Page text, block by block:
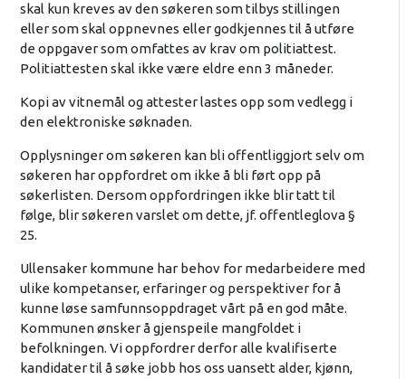
skal kun kreves av den søkeren som tilbys stillingen
eller som skal oppnevnes eller godkjennes til å utføre
de oppgaver som omfattes av krav om politiattest.
Politiattesten skal ikke være eldre enn 3 måneder.
Kopi av vitnemål og attester lastes opp som vedlegg i
den elektroniske søknaden.
Opplysninger om søkeren kan bli offentliggjort selv om
søkeren har oppfordret om ikke å bli ført opp på
søkerlisten. Dersom oppfordringen ikke blir tatt til
følge, blir søkeren varslet om dette, jf. offentleglova §
25.
Ullensaker kommune har behov for medarbeidere med
ulike kompetanser, erfaringer og perspektiver for å
kunne løse samfunnsoppdraget vårt på en god måte.
Kommunen ønsker å gjenspeile mangfoldet i
befolkningen. Vi oppfordrer derfor alle kvalifiserte
kandidater til å søke jobb hos oss uansett alder, kjønn,